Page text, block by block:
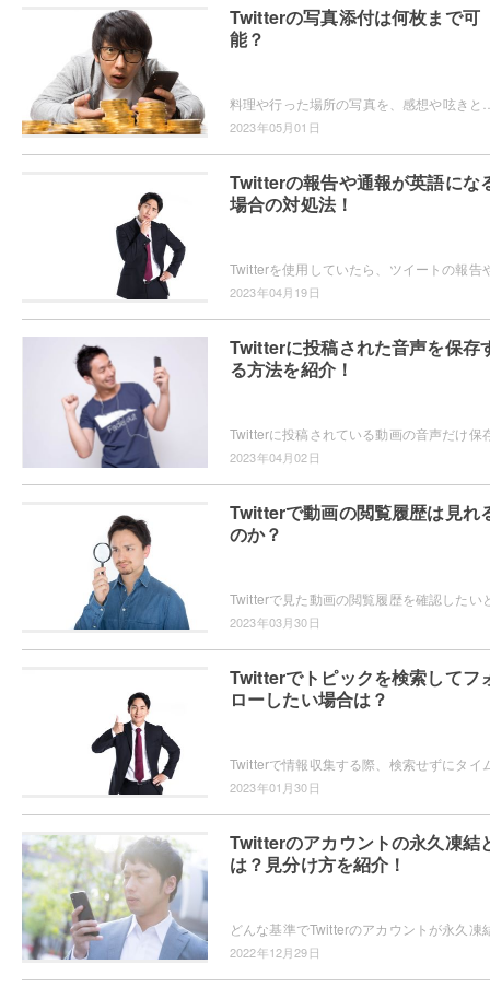
Twitterの写真添付は何枚まで可
能？
2023年05月01日
Twitterの報告や通報が英語にな
場合の対処法！
2023年04月19日
Twitterに投稿された音声を保存
る方法を紹介！
2023年04月02日
Twitterで動画の閲覧履歴は見れ
のか？
2023年03月30日
Twitterでトピックを検索してフ
ローしたい場合は？
2023年01月30日
Twitterのアカウントの永久凍結
は？見分け方を紹介！
2022年12月29日